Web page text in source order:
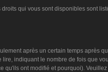
qui vous sont disponibles sont
après un certain temps après
indiquant le nombre de fois que
qu'ils ont modifié et pourquoi).